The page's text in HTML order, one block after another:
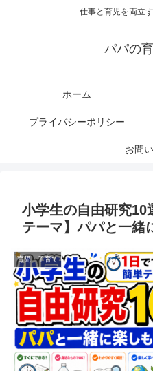
仕事と育児を両立
パパの
ホーム
プライバシーポリシー
お問
小学生の自由研究10
テーマ】パパと一緒
育児・子育て